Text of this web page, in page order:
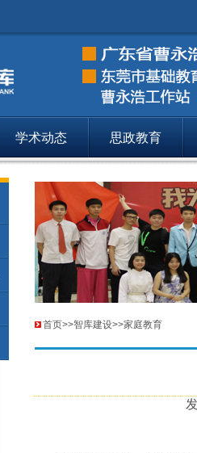
学术动态 思政教育
148智库建设 主持人介绍
智库建设 全国城市职
首页>>智库建设>>家庭教育